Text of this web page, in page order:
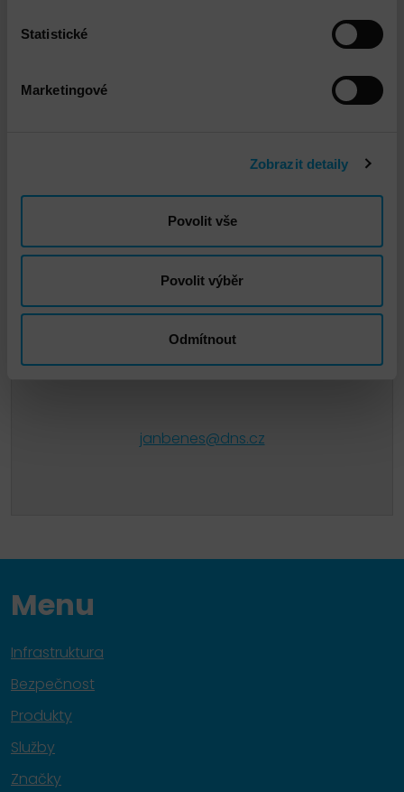
Statistické
Marketingové
Zobrazit detaily
Povolit vše
Povolit výběr
Odmítnout
Jan Beneš
janbenes@dns.cz
Menu
Infrastruktura
Bezpečnost
Produkty
Služby
Značky